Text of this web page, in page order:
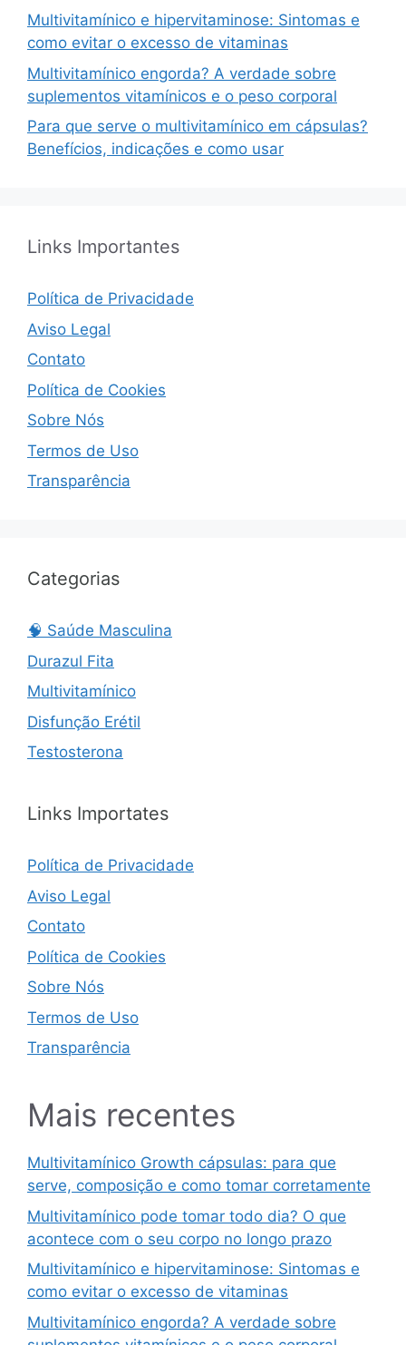
Multivitamínico e hipervitaminose: Sintomas e
como evitar o excesso de vitaminas
Multivitamínico engorda? A verdade sobre
suplementos vitamínicos e o peso corporal
Para que serve o multivitamínico em cápsulas?
Benefícios, indicações e como usar
Links Importantes
Política de Privacidade
Aviso Legal
Contato
Política de Cookies
Sobre Nós
Termos de Uso
Transparência
Categorias
🧠 Saúde Masculina
Durazul Fita
Multivitamínico
Disfunção Erétil
Testosterona
Links Importates
Política de Privacidade
Aviso Legal
Contato
Política de Cookies
Sobre Nós
Termos de Uso
Transparência
Mais recentes
Multivitamínico Growth cápsulas: para que
serve, composição e como tomar corretamente
Multivitamínico pode tomar todo dia? O que
acontece com o seu corpo no longo prazo
Multivitamínico e hipervitaminose: Sintomas e
como evitar o excesso de vitaminas
Multivitamínico engorda? A verdade sobre